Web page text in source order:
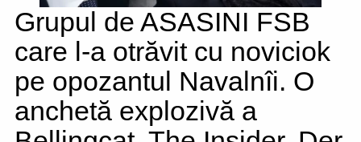
Grupul de ASASINI FSB
care l-a otrăvit cu noviciok
pe opozantul Navalnîi. O
anchetă explozivă a